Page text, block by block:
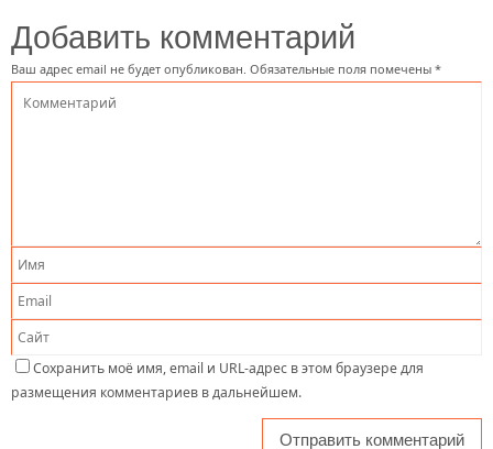
Добавить комментарий
Ваш адрес email не будет опубликован. Обязательные поля помечены *
Сохранить моё имя, email и URL-адрес в этом браузере для
размещения комментариев в дальнейшем.